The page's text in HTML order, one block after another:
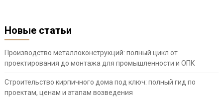
Новые статьи
Производство металлоконструкций: полный цикл от
проектирования до монтажа для промышленности и ОПК
Строительство кирпичного дома под ключ: полный гид по
проектам, ценам и этапам возведения